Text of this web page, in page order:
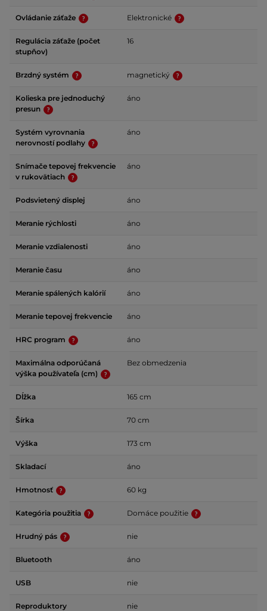
Ovládanie záťaže Elektronické
Regulácia záťaže (počet
stupňov)
16
Brzdný systém magnetický
Kolieska pre jednoduchý
presun
áno
Systém vyrovnania
nerovností podlahy
áno
Snímače tepovej frekvencie
v rukovätiach
áno
Podsvietený displej áno
Meranie rýchlosti áno
Meranie vzdialenosti áno
Meranie času áno
Meranie spálených kalórií áno
Meranie tepovej frekvencie áno
HRC program áno
Maximálna odporúčaná
výška používateľa (cm)
Bez obmedzenia
Dĺžka 165 cm
Šírka 70 cm
Výška 173 cm
Skladací áno
Hmotnosť 60 kg
Kategória použitia Domáce použitie
Hrudný pás nie
Bluetooth áno
USB nie
Reproduktory nie